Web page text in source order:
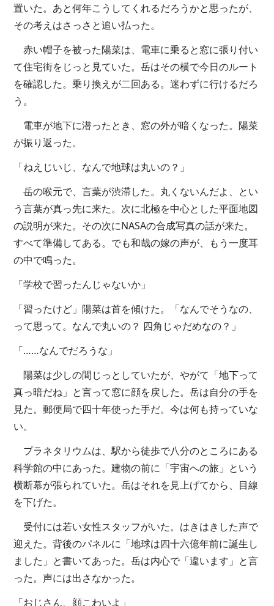
置いた。あと何年こうしてくれるだろうかと思ったが、
その考えはさっさと追い払った。
赤い帽子を被った陽菜は、電車に乗ると窓に張り付い
て住宅街をじっと見ていた。岳はその横で今日のルート
を確認した。乗り換えが二回ある。迷わずに行けるだろ
う。
電車が地下に潜ったとき、窓の外が暗くなった。陽菜
が振り返った。
「ねえじいじ、なんで地球は丸いの？」
岳の喉元で、言葉が渋滞した。丸くないんだよ、とい
う言葉が真っ先に来た。次に北極を中心とした平面地図
の説明が来た。その次にNASAの合成写真の話が来た。
すべて準備してある。でも和哉の嫁の声が、もう一度耳
の中で鳴った。
「学校で習ったんじゃないか」
「習ったけど」陽菜は首を傾けた。「なんでそうなの、
って思って。なんで丸いの？ 四角じゃだめなの？」
「……なんでだろうな」
陽菜は少しの間じっとしていたが、やがて「地下って
真っ暗だね」と言って窓に顔を戻した。岳は自分の手を
見た。郵便局で四十年使った手だ。今は何も持っていな
い。
プラネタリウムは、駅から徒歩で八分のところにある
科学館の中にあった。建物の前に「宇宙への旅」という
横断幕が張られていた。岳はそれを見上げてから、目線
を下げた。
受付には若い女性スタッフがいた。はきはきした声で
迎えた。背後のパネルに「地球は四十六億年前に誕生し
ました」と書いてあった。岳は内心で「違います」と言
った。声には出さなかった。
「おじさん、顔こわいよ」